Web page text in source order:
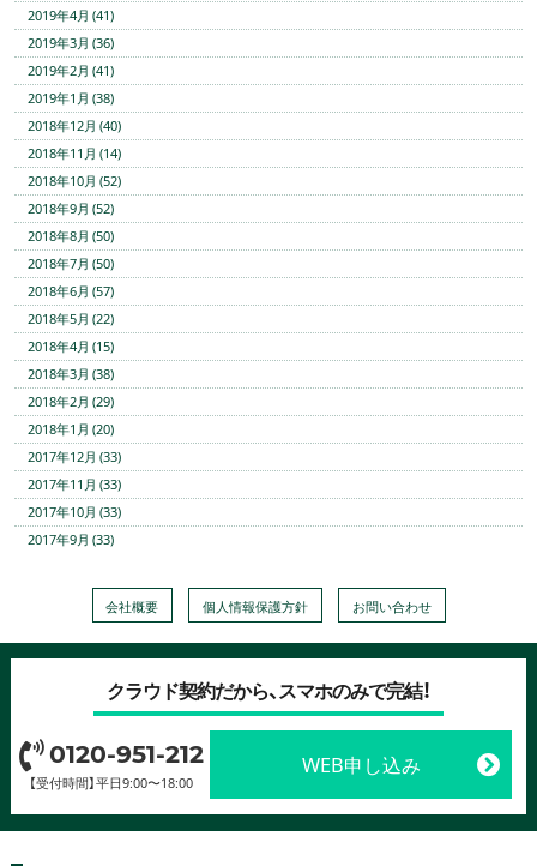
2019年4月 (41)
2019年3月 (36)
2019年2月 (41)
2019年1月 (38)
2018年12月 (40)
2018年11月 (14)
2018年10月 (52)
2018年9月 (52)
2018年8月 (50)
2018年7月 (50)
2018年6月 (57)
2018年5月 (22)
2018年4月 (15)
2018年3月 (38)
2018年2月 (29)
2018年1月 (20)
2017年12月 (33)
2017年11月 (33)
2017年10月 (33)
2017年9月 (33)
会社概要 個人情報保護方針 お問い合わせ
クラウド契約だから、スマホのみで完結！
0120-951-212
【受付時間】平日9:00〜18:00
WEB申し込み